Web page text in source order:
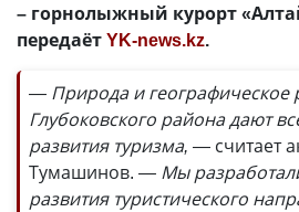
– горнолыжный курорт
передаётYK-news.kz.
— Природа и географическое
Глубоковского района дают
развития туризма, — считает
Тумашинов. — Мы
развития туристического